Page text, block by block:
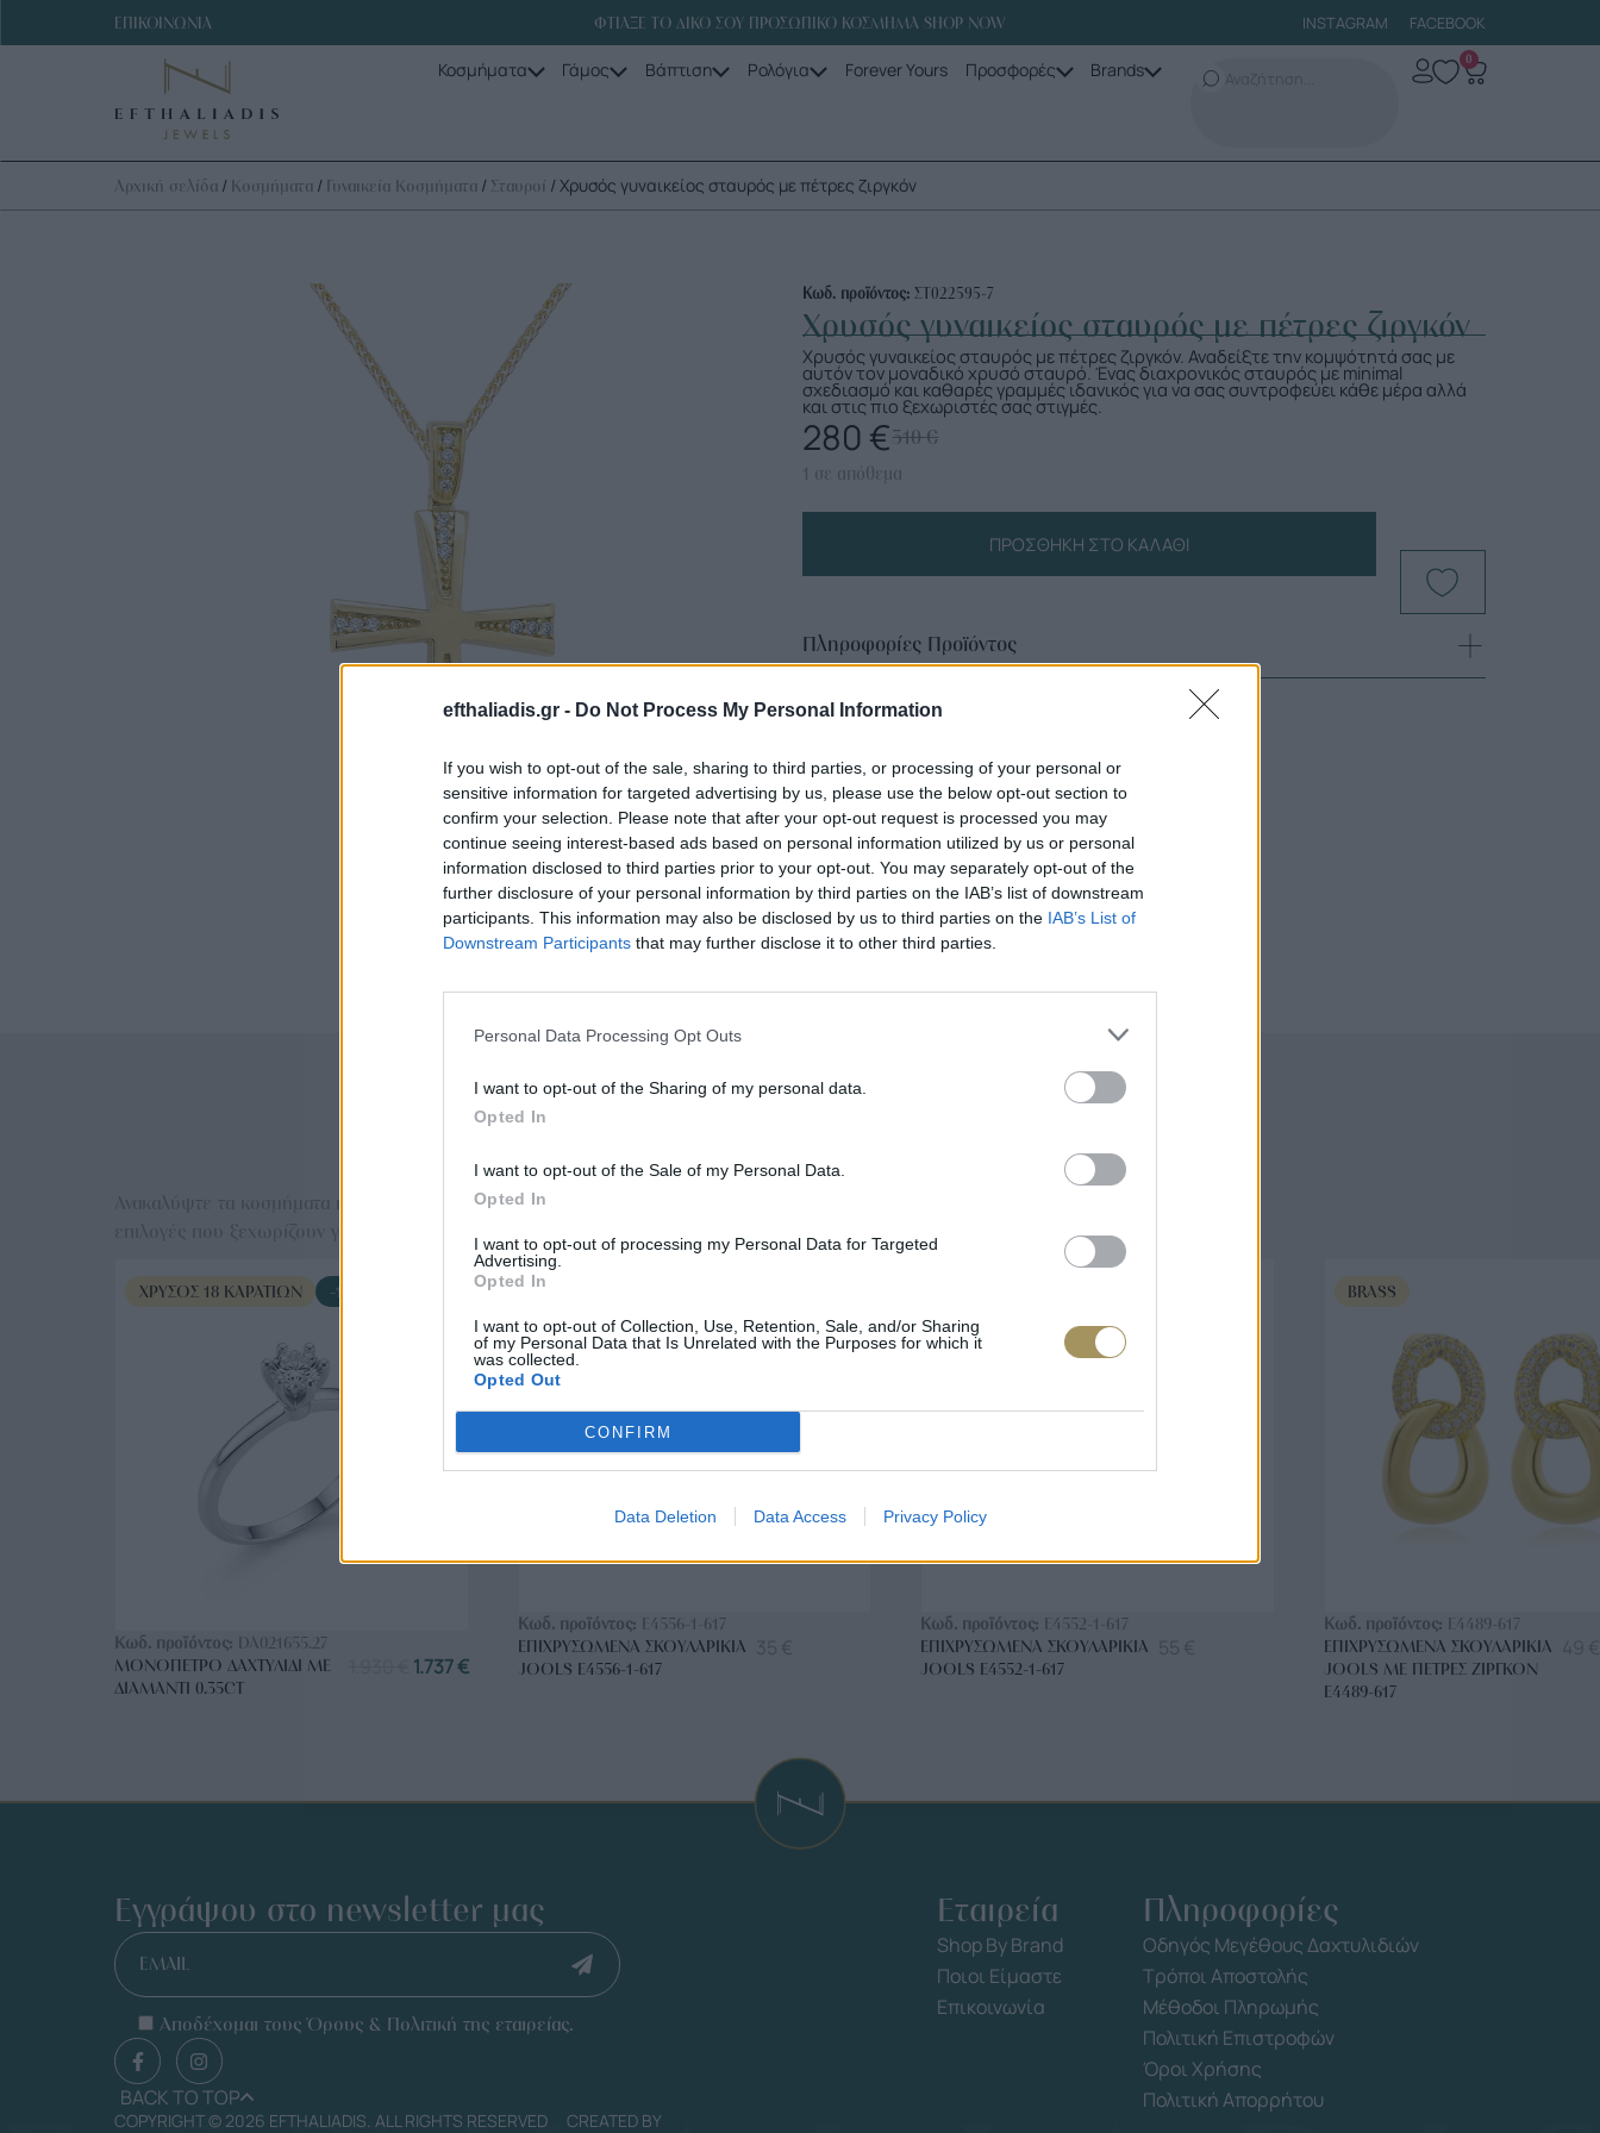
efthaliadis.gr - Do Not Process My Personal Information
If you wish to opt-out of the sale, sharing to third parties, or processing of your personal or
sensitive information for targeted advertising by us, please use the below opt-out section to
confirm your selection. Please note that after your opt-out request is processed you may
continue seeing interest-based ads based on personal information utilized by us or personal
information disclosed to third parties prior to your opt-out. You may separately opt-out of the
further disclosure of your personal information by third parties on the IAB’s list of downstream
participants. This information may also be disclosed by us to third parties on the IAB’s List of
Downstream Participants that may further disclose it to other third parties.
Personal Data Processing Opt Outs
I want to opt-out of the Sharing of my personal data.
Opted In
I want to opt-out of the Sale of my Personal Data.
Opted In
I want to opt-out of processing my Personal Data for Targeted
Advertising.
Opted In
I want to opt-out of Collection, Use, Retention, Sale, and/or Sharing
of my Personal Data that Is Unrelated with the Purposes for which it
was collected.
Opted Out
CONFIRM
Data Deletion Data Access Privacy Policy
ΕΠΙΚΟΙΝΩΝΙΑ ΦΤΙΑΞΕ ΤΟ ΔΙΚΟ ΣΟΥ ΠΡΟΣΩΠΙΚΟ ΚΟΣΜΗΜΑ SHOP NOW INSTAGRAM FACEBOOK
Κοσμήματα Γάμος Βάπτιση Ρολόγια Forever Yours Προσφορές Brands 0
Αρχική σελίδα / Κοσμήματα / Γυναικεία Κοσμήματα / Σταυροί / Χρυσός γυναικείος σταυρός με πέτρες ζιργκόν
Κωδ. προϊόντος:ΣΤ022595-7
Χρυσός γυναικείος σταυρός με πέτρες ζιργκόν
Χρυσός γυναικείος σταυρός με πέτρες ζιργκόν. Αναδείξτε την κομψότητά σας με
αυτόν τον μοναδικό χρυσό σταυρό. Ένας διαχρονικός σταυρός με minimal
σχεδιασμό και καθαρές γραμμές ιδανικός για να σας συντροφεύει κάθε μέρα αλλά
και στις πιο ξεχωριστές σας στιγμές.
310€
280 €
1 σε απόθεμα
ΠΡΟΣΘΉΚΗ ΣΤΟ ΚΑΛΆΘΙ
Πληροφορίες Προϊόντος
Επιλογές Που Ταιριάζουν
Ανακαλύψτε τα κοσμήματα που αγαπήθηκαν περισσότερο! Εδώ θα βρείτε τις κορυφαίες
ΧΡΥΣΌΣ 18 ΚΑΡΑΤΊΩΝ -10%
Κωδ. προϊόντος: DA021655.27
ΜΟΝΌΠΕΤΡΟ ΔΑΧΤΥΛΊΔΙ ΜΕ
ΔΙΑΜΆΝΤΙ 0.35CT
1.737€
BRASS
Κωδ. προϊόντος: E4556-1-617
ΕΠΙΧΡΥΣΩΜΈΝΑ ΣΚΟΥΛΑΡΊΚΙΑ
JOOLS E4556-1-617
Κωδ. προϊόντος: E4552-1-617
ΕΠΙΧΡΥΣΩΜΈΝΑ ΣΚΟΥΛΑΡΊΚΙΑ
JOOLS E4552-1-617
BRASS
Κωδ. προϊόντος: E4489-617
ΕΠΙΧΡΥΣΩΜΈΝΑ ΣΚΟΥΛΑΡΊΚΙΑ
JOOLS ΜΕ ΠΈΤΡΕΣ ΖΙΡΓΚΌΝ
E4489-617
Εγγράψου στο newsletter μας
EMAIL
Αποδέχομαι τους Όρους & Πολιτική της εταιρείας.
BACK TO TOP
Εταιρεία
Shop By Brand
Ποιοι Είμαστε
Επικοινωνία
Πληροφορίες
Οδηγός Μεγέθους Δαχτυλιδιών
Τρόποι Αποστολής
Μέθοδοι Πληρωμής
Πολιτική Επιστροφών
Όροι Χρήσης
Πολιτική Απορρήτου
COPYRIGHT © 2026 EFTHALIADIS. ALL RIGHTS RESERVED CREATED BY